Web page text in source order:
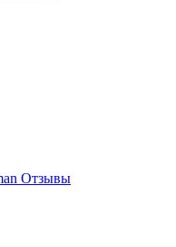
Отзывы